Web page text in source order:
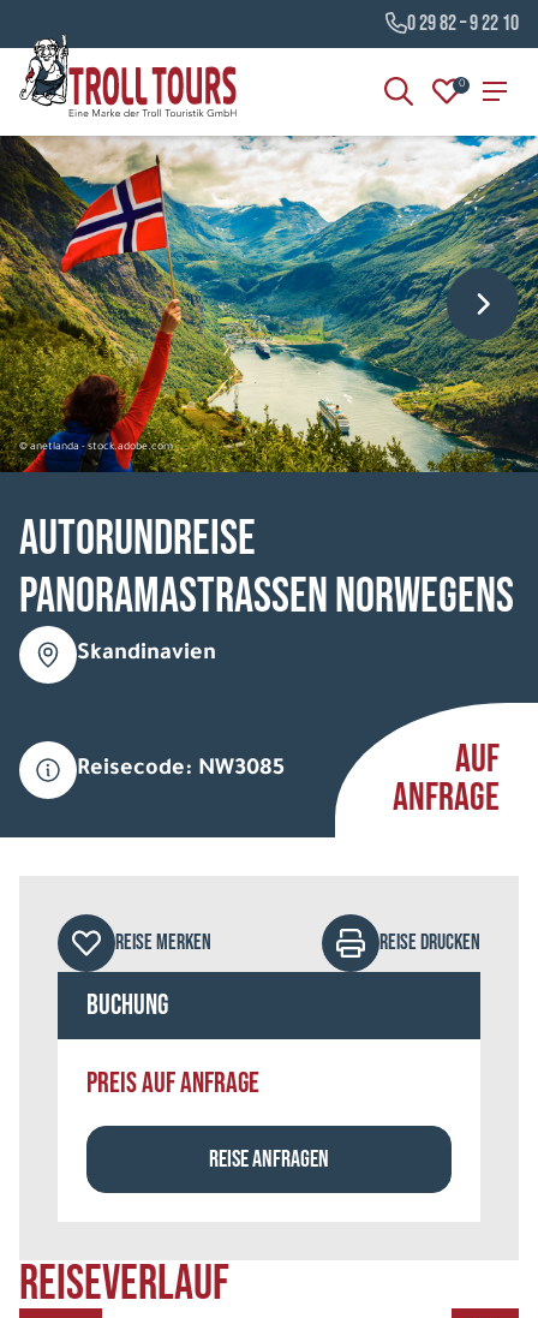
0 29 82 – 9 22 10
0
© anetlanda - stock.adobe.com
Autorundreise
Panoramastrassen Norwegens
Skandinavien
Reisecode: NW3085
AUF
ANFRAGE
REISEVERLAUF
REISE MERKEN REISE DRUCKEN
Buchung
PREIS AUF ANFRAGE
REISE ANFRAGEN